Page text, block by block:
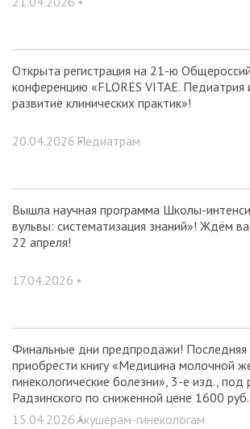
Открыта регистрация на 21-ю
конференцию «FLORES VITAE. Педиатрия
развитие клинических практик»!
20.04.2026 •Педиатрам
Вышла научная программа Школы-
вульвы: систематизация знаний»! Ждём
22 апреля!
17.04.2026 •
Финальные дни предпродажи! Последняя
приобрести книгу «Медицина молочной
гинекологические болезни», 3-е изд., под
Радзинского по сниженной цене 1600
руб.!
15.04.2026 •Акушерам-гинекологам